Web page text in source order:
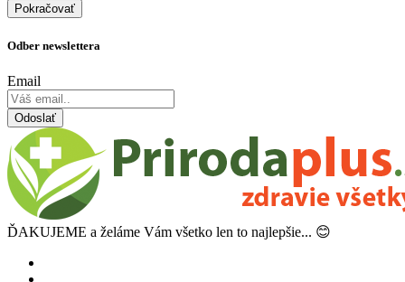
Pokračovať
Odber newslettera
Email
Odoslať
ĎAKUJEME a želáme Vám všetko len to najlepšie... 😊